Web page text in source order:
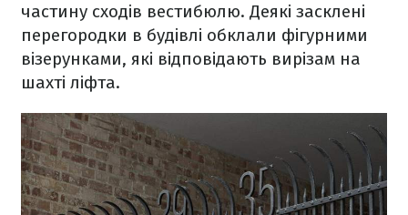
частину сходів вестибюлю. Деякі засклені
перегородки в будівлі обклали фігурними
візерунками, які відповідають вирізам на
шахті ліфта.